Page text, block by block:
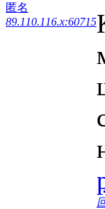
匿名
89.110.116.x:60715